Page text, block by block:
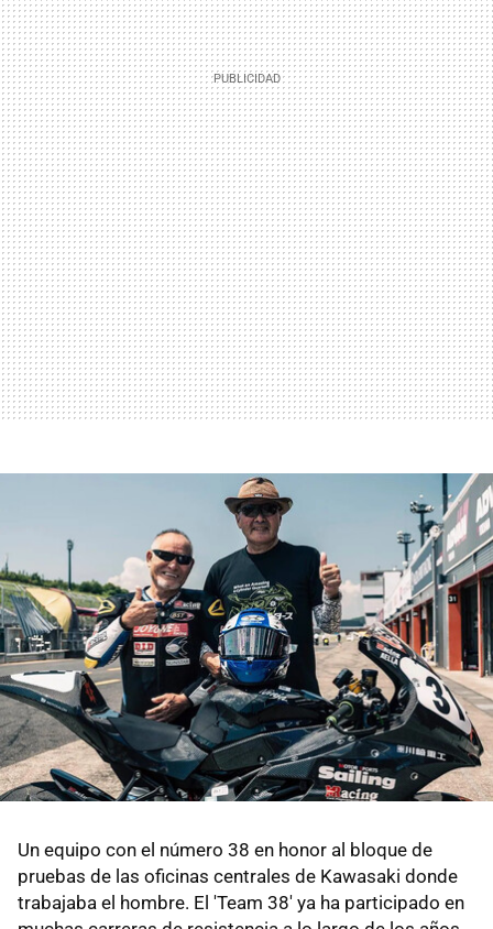
Un equipo con el número 38 en honor al bloque de
pruebas de las oficinas centrales de Kawasaki donde
trabajaba el hombre. El 'Team 38' ya ha participado en